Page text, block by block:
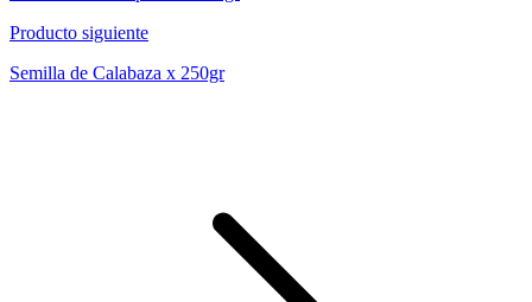
Producto siguiente
Semilla de Calabaza x 250gr